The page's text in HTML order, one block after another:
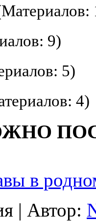
9)
5)
4)
в
| Автор: